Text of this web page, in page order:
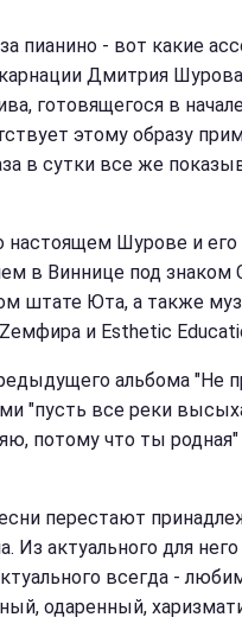
пианино - вот какие
Дмитрия
готовящегося в
этому образу
в сутки все же
настоящем Шурове и
в Виннице под знаком
штате Юта, а также
и Esthetic
альбома "Не
"пусть все реки
потому что ты
перестают
Из актуального для
всегда -
одаренный,